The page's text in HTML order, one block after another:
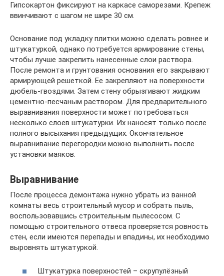
Гипсокартон фиксируют на каркасе саморезами. Крепеж
ввинчивают с шагом не шире 30 см.
Основание под укладку плитки можно сделать ровнее и
штукатуркой, однако потребуется армирование стены,
чтобы лучше закрепить нанесенные слои раствора.
После ремонта и грунтования основания его закрывают
армирующей решеткой. Ее закрепляют на поверхности
дюбель-гвоздями. Затем стену обрызгивают жидким
цементно-песчаным раствором. Для предварительного
выравнивания поверхности может потребоваться
несколько слоев штукатурки. Их наносят только после
полного высыхания предыдущих. Окончательное
выравнивание перегородки можно выполнить после
установки маяков.
Выравнивание
После процесса демонтажа нужно убрать из ванной
комнаты весь строительный мусор и собрать пыль,
воспользовавшись строительным пылесосом. С
помощью строительного отвеса проверяется ровность
стен, если имеются перепады и впадины, их необходимо
выровнять штукатуркой.
Штукатурка поверхностей – скрупулёзный